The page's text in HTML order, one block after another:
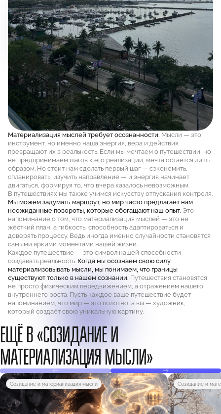
Материализация мыслей требует осознанности. Мысли — это
инструмент, но именно наша энергия, вера и действия
превращают их в реальность. Если мы мечтаем о путешествии, но
не предпринимаем шагов к его реализации, мечта остаётся лишь
образом. Но стоит нам сделать первый шаг — сэкономить,
спланировать, изучить направление — и энергия начинает
двигаться, формируя то, что вчера казалось невозможным.
В путешествиях мы также учимся искусству отпускания контроля.
Мы можем задумать маршрут, но мир часто предлагает нам
неожиданные повороты, которые обогащают наш опыт. Это
напоминание о том, что материализация мыслей — это не
жёсткий план, а гибкость, способность адаптироваться и
доверять процессу. Ведь иногда именно случайности становятся
самыми яркими моментами нашей жизни.
Каждое путешествие — это символ нашей способности
создавать реальность. Когда мы осознаём свою силу
материализовывать мысли, мы понимаем, что границы
существуют только в нашем сознании. Путешествия становятся
не просто физическим передвижением, а отражением нашего
внутреннего роста. Пусть каждое ваше путешествие будет
напоминанием, что мир — это полотно, а вы — художник,
который создаёт свою уникальную картину.
ЕЩЁ В «СОЗИДАНИЕ И
МАТЕРИАЛИЗАЦИЯ МЫСЛИ»
Созидание и материализация мысли Созидание и